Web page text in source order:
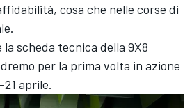
cosa che nelle corse di
scheda tecnica della 9X8
per la prima volta in azione
21 aprile.